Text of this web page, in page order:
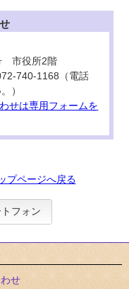
市役所2階
740-1168（電話
）
せは専用フォームを
プページへ戻る
フォン
せ